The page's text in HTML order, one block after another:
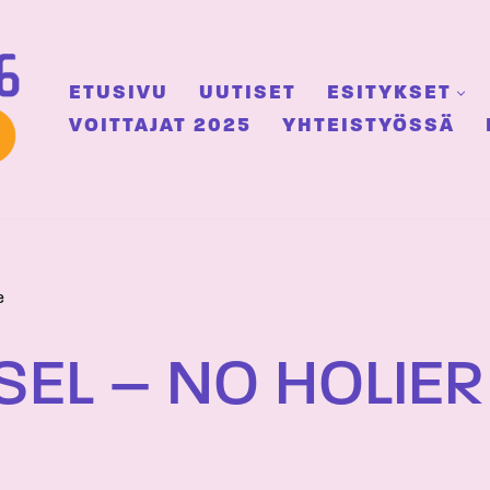
ETUSIVU UUTISET
ESITYKSET
VOITTAJAT 2025
YHTEISTYÖSSÄ
– NO